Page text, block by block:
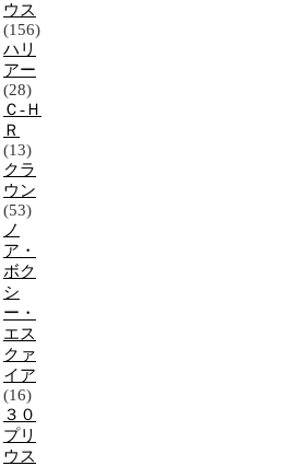
ウス
(156)
ハリ
アー
(28)
Ｃ-Ｈ
Ｒ
(13)
クラ
ウン
(53)
ノ
ア・
ボク
シ
ー・
エス
クァ
イア
(16)
３０
プリ
ウス